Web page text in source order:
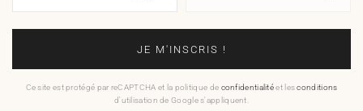
JE M'INSCRIS !
Ce site est protégé par reCAPTCHA et la politique de confidentialitéet lesconditions
d'utilisation de Google s'appliquent.